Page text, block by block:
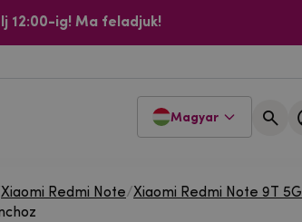
12:00-ig! Ma feladjuk!
Magyar
Xiaomi Redmi Note/Xiaomi Redmi Note 9T 5G